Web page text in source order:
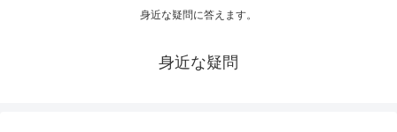
身近な疑問に答えます。
身近な疑問